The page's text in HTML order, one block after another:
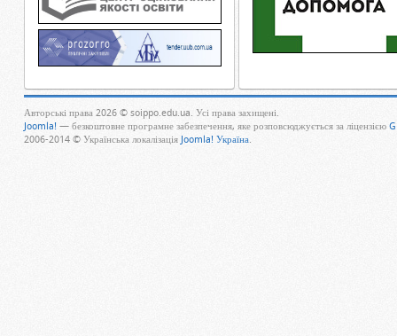
Авторські права 2026 © soippo.edu.ua. Усі права захищені.
Joomla! — безкоштовне програмне забезпечення, яке розповсюджується за ліцензією
2006-2014 © Українська локалізація Joomla! Україна.